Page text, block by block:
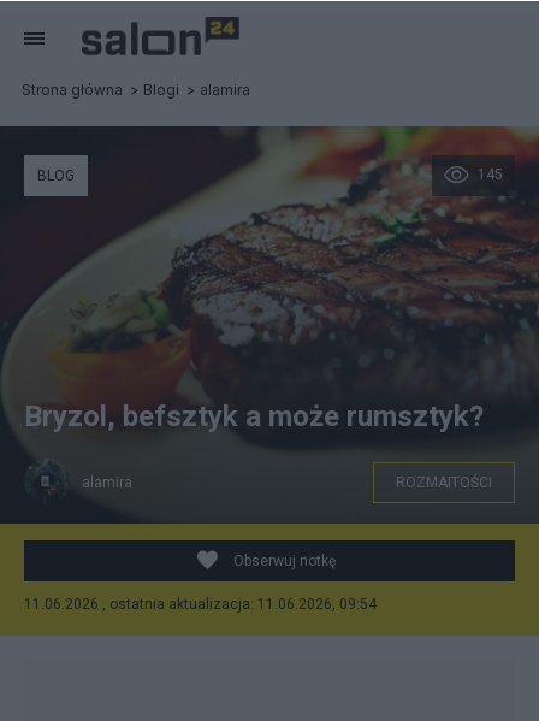
Strona główna Blogi alamira
pixabay
145
BLOG
Bryzol, befsztyk a może rumsztyk?
alamira ROZMAITOŚCI
Obserwuj notkę
11.06.2026 , ostatnia aktualizacja: 11.06.2026, 09:54